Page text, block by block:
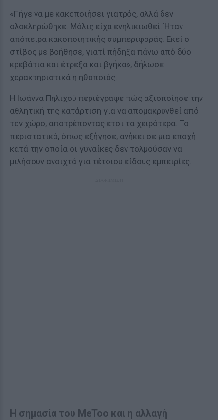
«Πήγε να με κακοποιήσει γιατρός, αλλά δεν
ολοκληρώθηκε. Μόλις είχα ενηλικιωθεί. Ήταν
απόπειρα κακοποιητικής συμπεριφοράς. Εκεί ο
στίβος με βοήθησε, γιατί πήδηξα πάνω από δύο
κρεβάτια και έτρεξα και βγήκα», δήλωσε
χαρακτηριστικά η ηθοποιός.
Η Ιωάννα Πηλιχού περιέγραψε πώς αξιοποίησε την
αθλητική της κατάρτιση για να απομακρυνθεί από
τον χώρο, αποτρέποντας έτσι τα χειρότερα. Το
περιστατικό, όπως εξήγησε, ανήκει σε μια εποχή
κατά την οποία οι γυναίκες δεν τολμούσαν να
μιλήσουν ανοιχτά για τέτοιου είδους εμπειρίες.
Η σημασία του MeToo και η αλλαγή